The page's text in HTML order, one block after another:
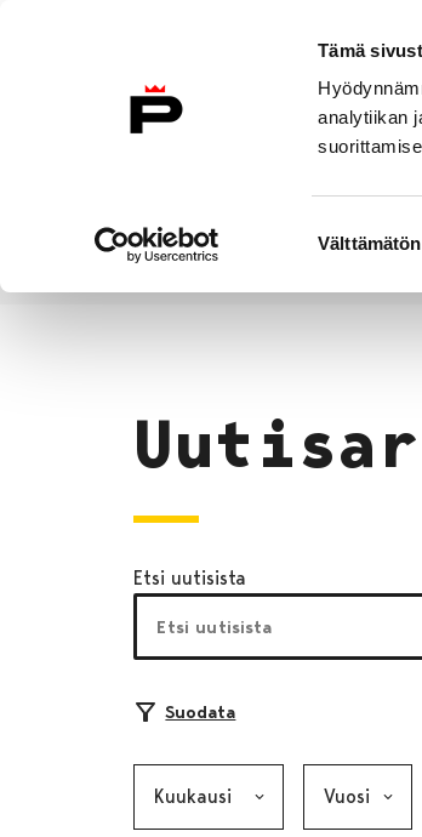
Tämä
analytiikan
valinta
Välttämätön
Etusivulle
Etusivu
Etsi uutisista
Suodata